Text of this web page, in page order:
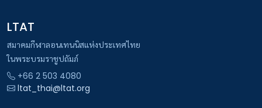
LTAT
สมาคมกีฬาลอนเทนนิสแห่งประเทศไทย
ในพระบรมราชูปถัมภ์
+66 2 503 4080
ltat_thai@ltat.org